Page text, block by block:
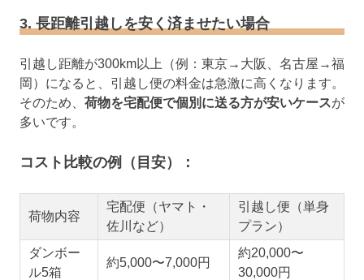
3. 長距離引越しを安く済ませたい場合
引越し距離が300km以上（例：東京→大阪、名古屋→福
岡）になると、引越し便の料金は急激に高くなります。
そのため、 荷物を宅配便で個別に送る方が安いケースが
多いです。
コスト比較の例（目安）：
荷物内容
宅配便（ヤマト・
佐川など）
引越し便（単身
プラン）
ダンボー
ル5箱
約5,000〜7,000円
約20,000〜
30,000円